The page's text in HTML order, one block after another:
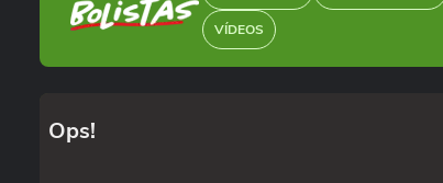
VÍDEOS
Ops!